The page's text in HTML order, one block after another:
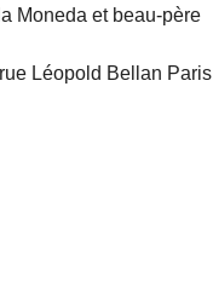
Moneda et beau-père
Léopold Bellan Paris